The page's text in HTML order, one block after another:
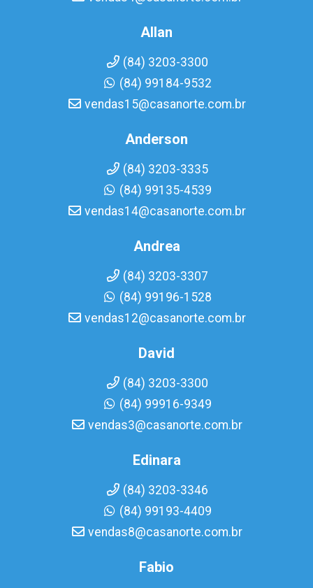
Allan
(84) 3203-3300
(84) 99184-9532
vendas15@casanorte.com.br
Anderson
(84) 3203-3335
(84) 99135-4539
vendas14@casanorte.com.br
Andrea
(84) 3203-3307
(84) 99196-1528
vendas12@casanorte.com.br
David
(84) 3203-3300
(84) 99916-9349
vendas3@casanorte.com.br
Edinara
(84) 3203-3346
(84) 99193-4409
vendas8@casanorte.com.br
Fabio